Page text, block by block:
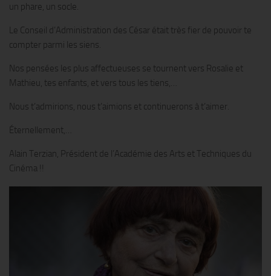
un phare, un socle.
Le Conseil d’Administration des César était très fier de pouvoir te
compter parmi les siens.
Nos pensées les plus affectueuses se tournent vers Rosalie et
Mathieu, tes enfants, et vers tous les tiens,…
Nous t’admirions, nous t’aimions et continuerons à t’aimer.
Éternellement,…
Alain Terzian, Président de l’Académie des Arts et Techniques du
Cinéma !!